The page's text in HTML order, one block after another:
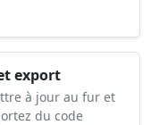
export
à jour au fur et
du code